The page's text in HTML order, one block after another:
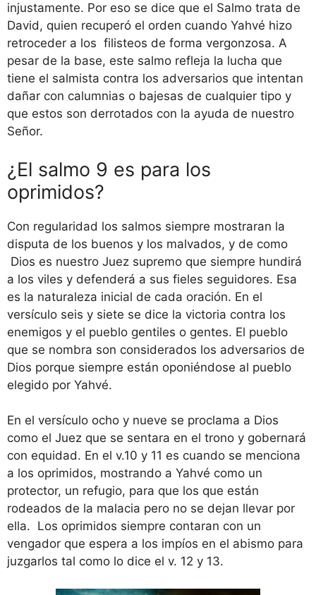
injustamente. Por eso se dice que el Salmo trata de
David, quien recuperó el orden cuando Yahvé hizo
retroceder a los filisteos de forma vergonzosa. A
pesar de la base, este salmo refleja la lucha que
tiene el salmista contra los adversarios que intentan
dañar con calumnias o bajesas de cualquier tipo y
que estos son derrotados con la ayuda de nuestro
Señor.
¿El salmo 9 es para los
oprimidos?
Con regularidad los salmos siempre mostraran la
disputa de los buenos y los malvados, y de como
Dios es nuestro Juez supremo que siempre hundirá
a los viles y defenderá a sus fieles seguidores. Esa
es la naturaleza inicial de cada oración. En el
versículo seis y siete se dice la victoria contra los
enemigos y el pueblo gentiles o gentes. El pueblo
que se nombra son considerados los adversarios de
Dios porque siempre están oponiéndose al pueblo
elegido por Yahvé.
En el versículo ocho y nueve se proclama a Dios
como el Juez que se sentara en el trono y gobernará
con equidad. En el v.10 y 11 es cuando se menciona
a los oprimidos, mostrando a Yahvé como un
protector, un refugio, para que los que están
rodeados de la malacia pero no se dejan llevar por
ella. Los oprimidos siempre contaran con un
vengador que espera a los impíos en el abismo para
juzgarlos tal como lo dice el v. 12 y 13.